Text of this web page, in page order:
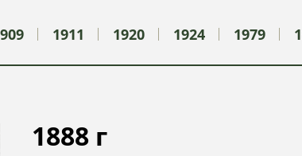
1911 1920 1924 1979
1888 г